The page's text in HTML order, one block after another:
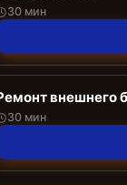
30 мин
внешнего
30 мин